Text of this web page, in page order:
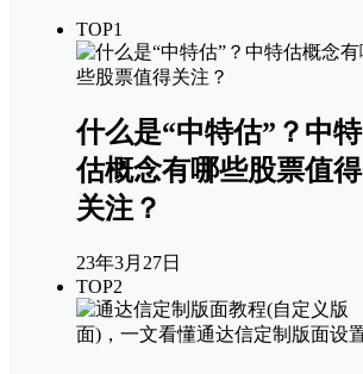
TOP1
什么是“中特估”？中特
估概念有哪些股票值得
关注？
23年3月27日
TOP2